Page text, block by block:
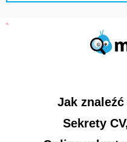
Jak
Sekrety